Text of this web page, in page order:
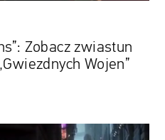
Zobacz zwiastun
Wojen”